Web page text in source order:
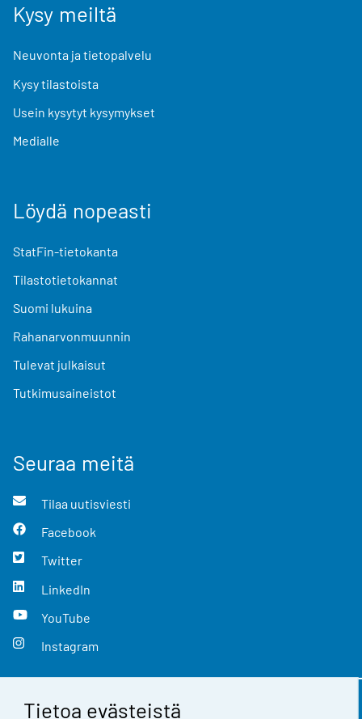
Tietoa evästeistä
Kysy meiltä
Neuvonta ja tietopalvelu
Kysy tilastoista
Usein kysytyt kysymykset
Medialle
Löydä nopeasti
StatFin-tietokanta
Tilastotietokannat
Suomi lukuina
Rahanarvonmuunnin
Tulevat julkaisut
Tutkimusaineistot
Seuraa meitä
Tilaa uutisviesti
Facebook
Twitter
LinkedIn
YouTube
Instagram
Yhteystiedot